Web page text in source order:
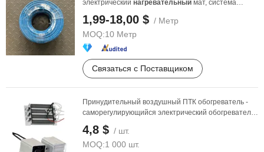
электрический нагревательный мат, система
подогрева пола для ...
1,99-18,00 $ / Метр
MOQ:10 Метр
Связаться с Поставщиком
Принудительный воздушный ПТК обогреватель -
саморегулирующийся электрический обогреватель
- ОВК в ...
4,8 $ / шт.
MOQ:1 000 шт.